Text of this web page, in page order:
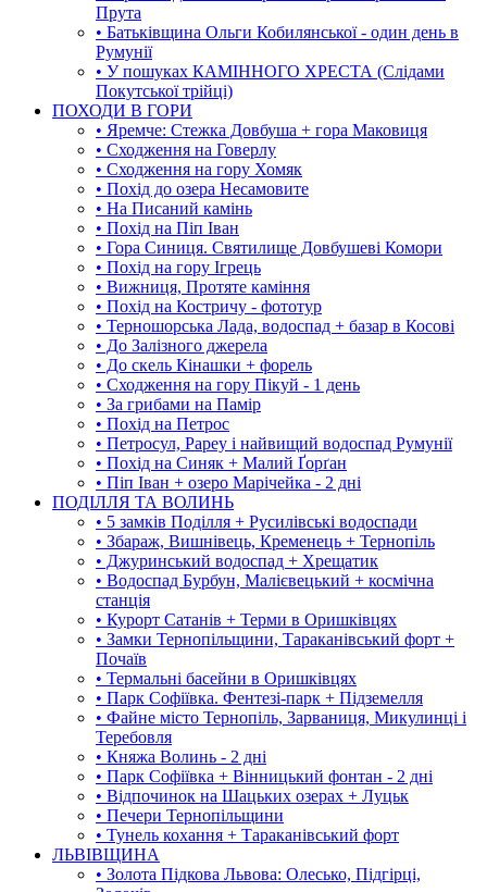
Прута
• Батьківщина Ольги Кобилянської - один день в
Румунії
• У пошуках КАМІННОГО ХРЕСТА (Слідами
Покутської трійці)
ПОХОДИ В ГОРИ
• Яремче: Стежка Довбуша + гора Маковиця
• Сходження на Говерлу
• Сходження на гору Хомяк
• Похід до озера Несамовите
• На Писаний камінь
• Похід на Піп Іван
• Гора Синиця. Святилище Довбушеві Комори
• Похід на гору Ігрець
• Вижниця, Протяте каміння
• Похід на Костричу - фототур
• Терношорська Лада, водоспад + базар в Косові
• До Залізного джерела
• До скель Кінашки + форель
• Сходження на гору Пікуй - 1 день
• За грибами на Памір
• Похід на Петрос
• Петросул, Рареу і найвищий водоспад Румунії
• Похід на Синяк + Малий Ґорґан
• Піп Іван + озеро Марічейка - 2 дні
ПОДІЛЛЯ ТА ВОЛИНЬ
• 5 замків Поділля + Русилівські водоспади
• Збараж, Вишнівець, Кременець + Тернопіль
• Джуринський водоспад + Хрещатик
• Водоспад Бурбун, Малієвецький + космічна
станція
• Курорт Сатанів + Терми в Оришківцях
• Замки Тернопільщини, Тараканівський форт +
Почаїв
• Термальні басейни в Оришківцях
• Парк Софіївка. Фентезі-парк + Підземелля
• Файне місто Тернопіль, Зарваниця, Микулинці і
Теребовля
• Княжа Волинь - 2 дні
• Парк Софіївка + Вінницький фонтан - 2 дні
• Відпочинок на Шацьких озерах + Луцьк
• Печери Тернопільщини
• Тунель кохання + Тараканівський форт
ЛЬВІВЩИНА
• Золота Підкова Львова: Олесько, Підгірці,